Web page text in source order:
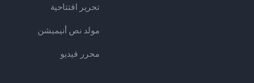
تحرير افتتاحية
مولد نص أنيميشن
محرر فيديو